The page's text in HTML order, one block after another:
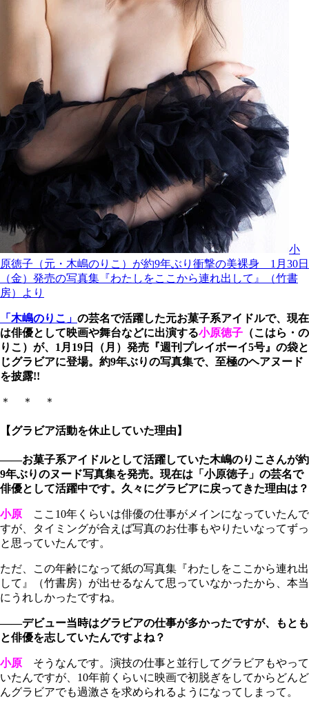
小
原徳子（元・木嶋のりこ）が約9年ぶり衝撃の美裸身 1月30日
（金）発売の写真集『わたしをここから連れ出して』（竹書
房）より
「木嶋のりこ」 の芸名で活躍した元お菓子系アイドルで、現在
は俳優として映画や舞台などに出演する小原徳子 （こはら・の
りこ）が、1月19日（月）発売『週刊プレイボーイ5号』の袋と
じグラビアに登場。約9年ぶりの写真集で、至極のヘアヌード
を披露!!
＊ ＊ ＊
【グラビア活動を休止していた理由】
――お菓子系アイドルとして活躍していた木嶋のりこさんが約
9年ぶりのヌード写真集を発売。現在は「小原徳子」の芸名で
俳優として活躍中です。久々にグラビアに戻ってきた理由は？
小原 ここ10年くらいは俳優の仕事がメインになっていたんで
すが、タイミングが合えば写真のお仕事もやりたいなってずっ
と思っていたんです。
ただ、この年齢になって紙の写真集『わたしをここから連れ出
して』（竹書房）が出せるなんて思っていなかったから、本当
にうれしかったですね。
――デビュー当時はグラビアの仕事が多かったですが、もとも
と俳優を志していたんですよね？
小原 そうなんです。演技の仕事と並行してグラビアもやって
いたんですが、10年前くらいに映画で初脱ぎをしてからどんど
んグラビアでも過激さを求められるようになってしまって。